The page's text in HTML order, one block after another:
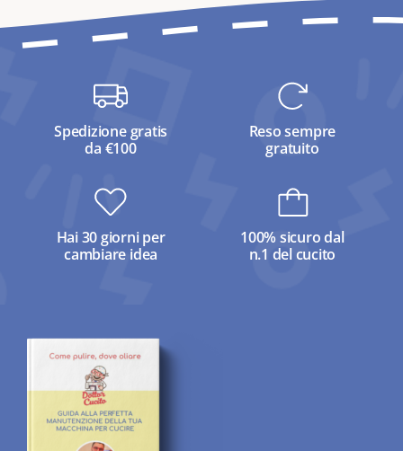
Spedizione gratis
da €100
Reso sempre
gratuito
Hai 30 giorni per
cambiare idea
100% sicuro dal
n.1 del cucito